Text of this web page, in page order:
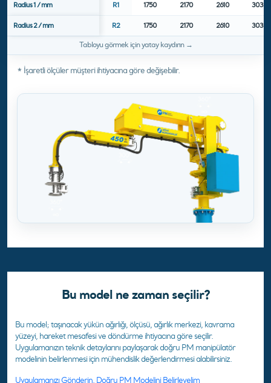
Radius 1 / mm R1 1750 2170 2610 3035
Radius 2 / mm R2 1750 2170 2610 3035
* İşaretli ölçüler müşteri ihtiyacına göre değişebilir.
Bu model ne zaman seçilir?
Bu model; taşınacak yükün ağırlığı, ölçüsü, ağırlık merkezi, kavrama
yüzeyi, hareket mesafesi ve döndürme ihtiyacına göre seçilir.
Uygulamanızın teknik detaylarını paylaşarak doğru PM manipülatör
modelinin belirlenmesi için mühendislik değerlendirmesi alabilirsiniz.
Uygulamanızı Gönderin, Doğru PM Modelini Belirleyelim